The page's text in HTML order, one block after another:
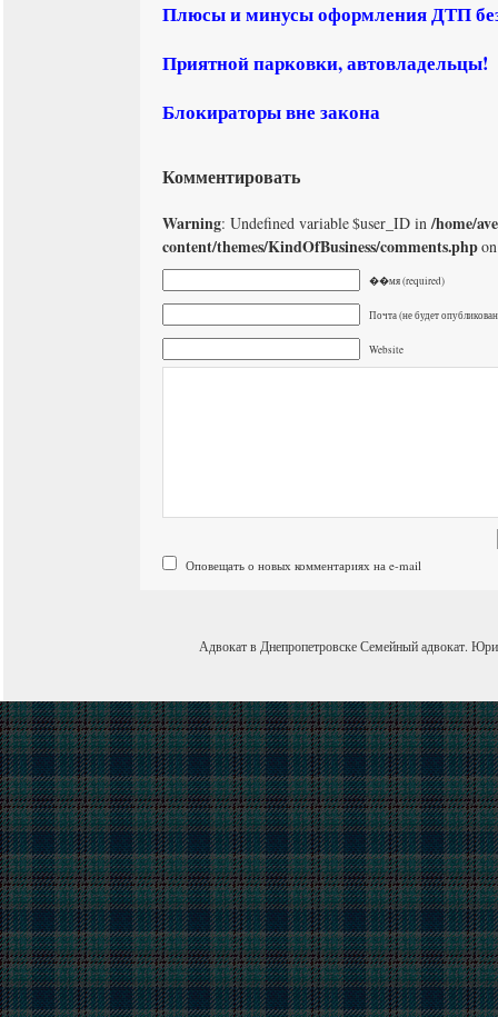
Плюсы и минусы оформления ДТП
Приятной парковки, автовладельцы!
Блокираторы вне закона
Комментировать
Warning: Undefined variable $user_ID in/home/
content/themes/KindOfBusiness/comments.php
��мя (required)
Почта (не будет
Website
Оповещать о новых комментариях на e-mail
Адвокат в ДнепропетровскеСемейный адвокат.